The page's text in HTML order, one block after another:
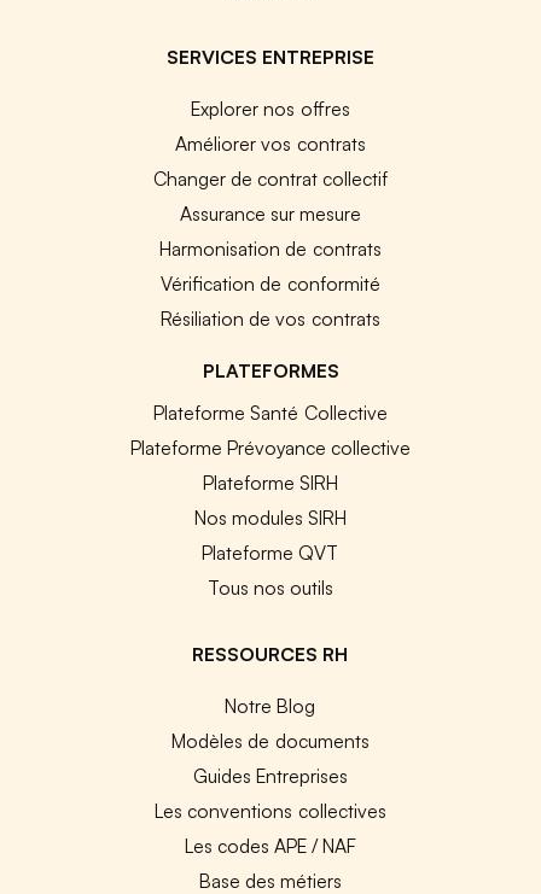
SERVICES ENTREPRISE
Explorer nos offres
Améliorer vos contrats
Changer de contrat collectif
Assurance sur mesure
Harmonisation de contrats
Vérification de conformité
Résiliation de vos contrats
PLATEFORMES
Plateforme Santé Collective
Plateforme Prévoyance collective
Plateforme SIRH
Nos modules SIRH
Plateforme QVT
Tous nos outils
RESSOURCES RH
Notre Blog
Modèles de documents
Guides Entreprises
Les conventions collectives
Les codes APE / NAF
Base des métiers